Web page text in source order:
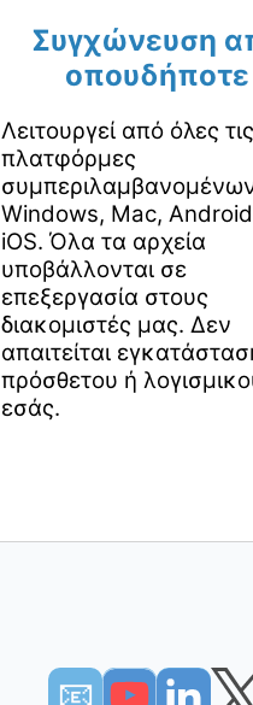
Συγχώνευση
οπουδήποτε
Λειτουργεί από όλες τις
πλατφόρμες
Windows, Mac,
iOS. Όλα τα αρχεία
υποβάλλονται σε
επεξεργασία στους
διακομιστές μας. Δεν
απαιτείται
πρόσθετου ή
εσάς.
📧︎